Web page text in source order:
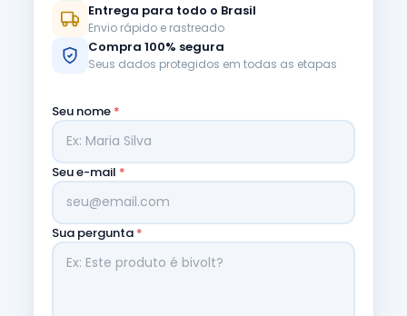
Entrega para todo o Brasil
Envio rápido e rastreado
Compra 100% segura
Seus dados protegidos em todas as etapas
Seu nome *
Seu e-mail *
Sua pergunta *